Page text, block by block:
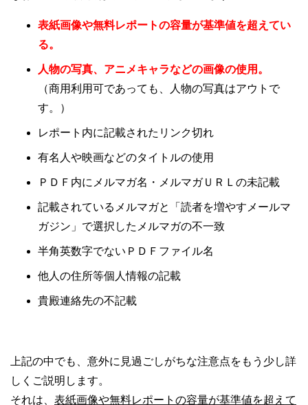
表紙画像や無料レポートの容量が基準値を超えてい
る。
人物の写真、アニメキャラなどの画像の使用。
（商用利用可であっても、人物の写真はアウトで
す。）
レポート内に記載されたリンク切れ
有名人や映画などのタイトルの使用
ＰＤＦ内にメルマガ名・メルマガＵＲＬの未記載
記載されているメルマガと「読者を増やすメールマ
ガジン」で選択したメルマガの不一致
半角英数字でないＰＤＦファイル名
他人の住所等個人情報の記載
貴殿連絡先の不記載
上記の中でも、意外に見過ごしがちな注意点をもう少し詳
しくご説明します。
それは、 表紙画像や無料レポートの容量が基準値を超えて